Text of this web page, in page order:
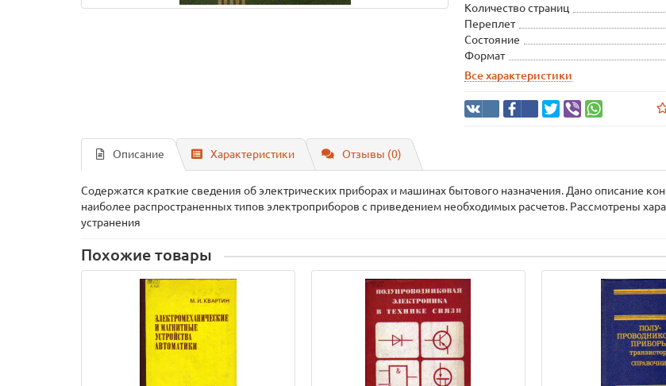
Количество страниц
Переплет
Состояние
Формат
Все характеристики
Описание Характеристики Отзывы (0)
Содержатся краткие сведения об электрических приборах и машинах бытового назначения. Дано описание
наиболее распространенных типов электроприборов с приведением необходимых расчетов. Рассмотрены
устранения
Похожие товары